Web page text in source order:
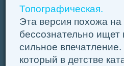
Топографическая.
Эта версия похожа
бессознательно ищет
сильное
который в детстве